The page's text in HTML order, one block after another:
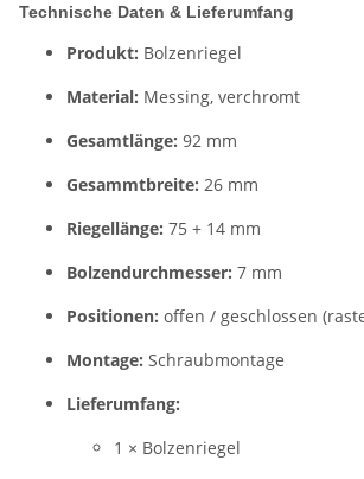
Technische Daten & Lieferumfang
Produkt: Bolzenriegel
Material: Messing, verchromt
Gesamtlänge: 92 mm
Gesammtbreite: 26 mm
Riegellänge: 75 + 14 mm
Bolzendurchmesser: 7 mm
Positionen: offen / geschlossen
Montage: Schraubmontage
Lieferumfang:
1 × Bolzenriegel